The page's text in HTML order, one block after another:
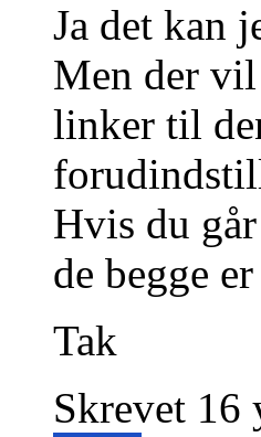
Ja det kan
Men der
linker til
Hvis du
de begge
Tak
Skrevet 16